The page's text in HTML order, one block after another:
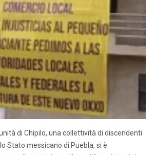
di Chipilo, una collettività di discendenti
Stato messicano di Puebla, si è